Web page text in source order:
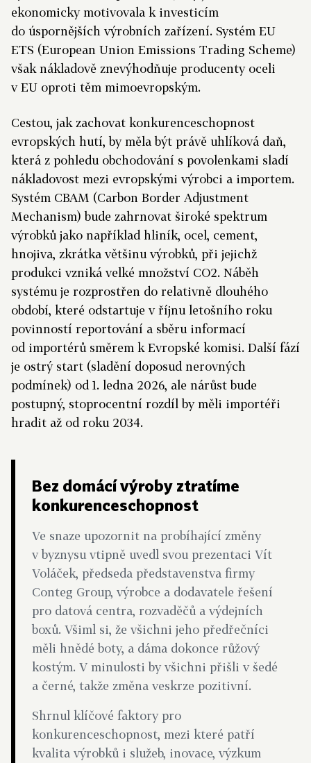
ekonomicky motivovala k investicím
do úspornějších výrobních zařízení. Systém EU
ETS (European Union Emissions Trading Scheme)
však nákladově znevýhodňuje producenty oceli
v EU oproti těm mimoevropským.
Cestou, jak zachovat konkurenceschopnost
evropských hutí, by měla být právě uhlíková daň,
která z pohledu obchodování s povolenkami sladí
nákladovost mezi evropskými výrobci a importem.
Systém CBAM (Carbon Border Adjustment
Mechanism) bude zahrnovat široké spektrum
výrobků jako například hliník, ocel, cement,
hnojiva, zkrátka většinu výrobků, při jejichž
produkci vzniká velké množství CO2. Náběh
systému je rozprostřen do relativně dlouhého
období, které odstartuje v říjnu letošního roku
povinností reportování a sběru informací
od importérů směrem k Evropské komisi. Další fází
je ostrý start (sladění doposud nerovných
podmínek) od 1. ledna 2026, ale nárůst bude
postupný, stoprocentní rozdíl by měli importéři
hradit až od roku 2034.
Bez domácí výroby ztratíme
konkurenceschopnost
Ve snaze upozornit na probíhající změny
v byznysu vtipně uvedl svou prezentaci Vít
Voláček, předseda představenstva firmy
Conteg Group, výrobce a dodavatele řešení
pro datová centra, rozvaděčů a výdejních
boxů. Všiml si, že všichni jeho předřečníci
měli hnědé boty, a dáma dokonce růžový
kostým. V minulosti by všichni přišli v šedé
a černé, takže změna veskrze pozitivní.
Shrnul klíčové faktory pro
konkurenceschopnost, mezi které patří
kvalita výrobků i služeb, inovace, výzkum